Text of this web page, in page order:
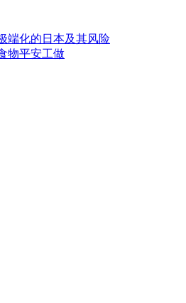
端化的日本及其风险
物平安工做